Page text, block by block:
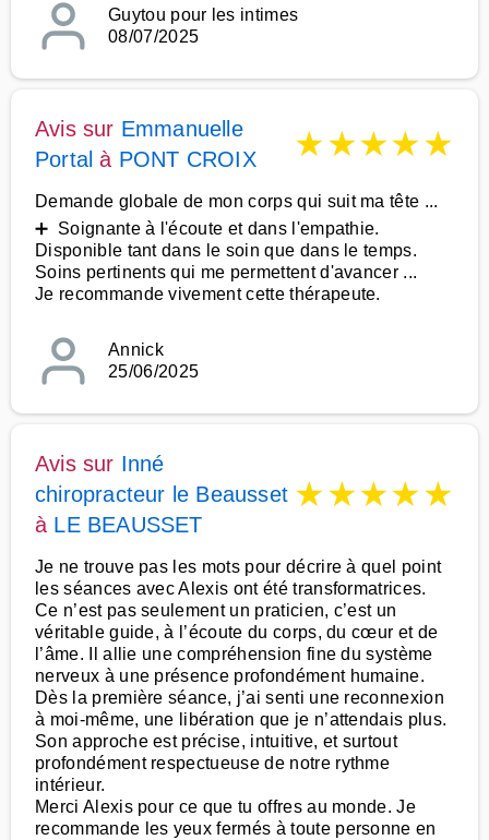
Guytou pour les intimes
08/07/2025
Avis sur Emmanuelle
Portal à PONT CROIX ★★★★★
Demande globale de mon corps qui suit ma tête ...
➕ Soignante à l'écoute et dans l'empathie.
Disponible tant dans le soin que dans le temps.
Soins pertinents qui me permettent d'avancer ...
Je recommande vivement cette thérapeute.
Annick
25/06/2025
Avis sur Inné
chiropracteur le Beausset
à LE BEAUSSET
★★★★★
Je ne trouve pas les mots pour décrire à quel point
les séances avec Alexis ont été transformatrices.
Ce n’est pas seulement un praticien, c’est un
véritable guide, à l’écoute du corps, du cœur et de
l’âme. Il allie une compréhension fine du système
nerveux à une présence profondément humaine.
Dès la première séance, j’ai senti une reconnexion
à moi-même, une libération que je n’attendais plus.
Son approche est précise, intuitive, et surtout
profondément respectueuse de notre rythme
intérieur.
Merci Alexis pour ce que tu offres au monde. Je
recommande les yeux fermés à toute personne en